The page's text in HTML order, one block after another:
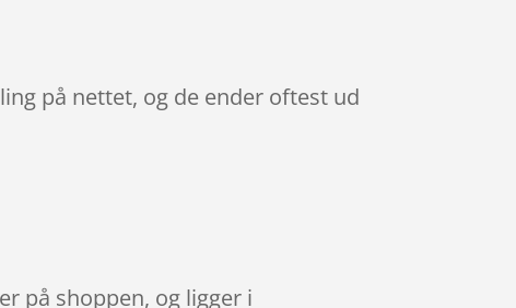
på nettet, og de ender oftest ud
på shoppen, og ligger i